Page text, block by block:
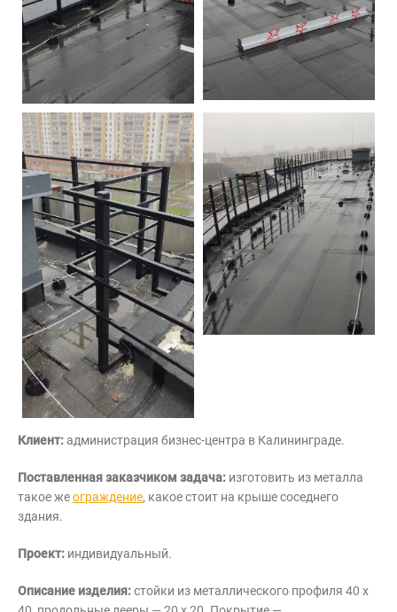
Интерьерные в
Двери
Контакты
Новости
Дизайнерам
Цены на метеллоконструкции и
изделия из металла
+7 (4012) 797-039
+7 (962) 257-27-70
Получить расчет
Оставить заявку
Клиент:администрация бизнес-центра в Калининграде.
Поставленная заказчиком задача: изготовить из металла
такое жеограждение, какое стоит на крыше соседнего
здания.
Проект: индивидуальный.
Описание изделия:стойки из металлического профиля 40 х